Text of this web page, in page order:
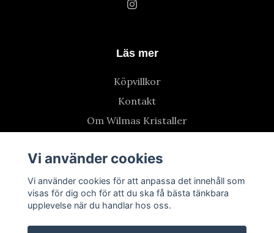
Läs mer
Köpvillkor
Kontakt
Om Wilmas Kristaller
Vi använder cookies
Vi använder cookies för att anpassa det innehåll som
visas för dig och för att du ska få bästa tänkbara
upplevelse när du handlar hos oss.